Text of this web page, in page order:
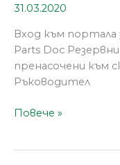
31.03.2020
Вход към портала
Parts Doc
пренасочени към
Ръководител
Повече »